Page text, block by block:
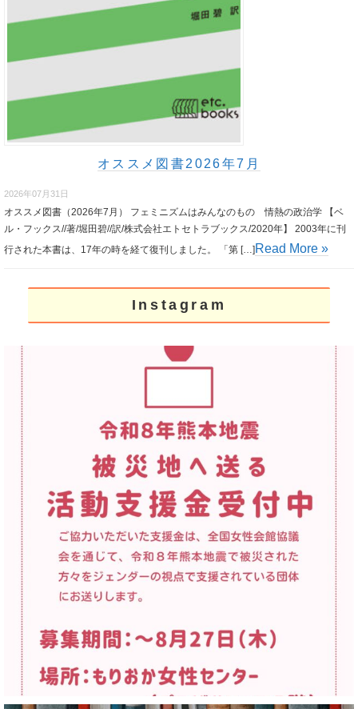
オススメ図書2026年7月
2026年07月31日
オススメ図書（2026年7月） フェミニズムはみんなのもの 情熱の政治学 【ベ
ル・フックス//著/堀田碧//訳/株式会社エトセトラブックス/2020年】 2003年に刊
行された本書は、17年の時を経て復刊しました。 「第 […] Read More »
Instagram